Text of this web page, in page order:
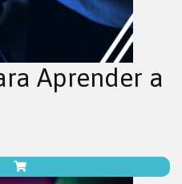
Aprender a